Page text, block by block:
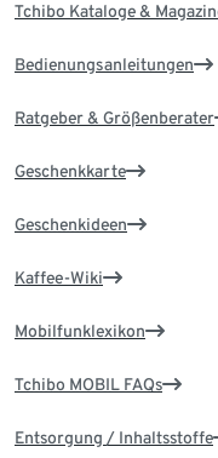
Tchibo Kataloge &
Bedienungsanleitungen
Ratgeber & Größenberater
Geschenkkarte
Geschenkideen
Kaffee-Wiki
Mobilfunklexikon
Tchibo MOBIL FAQs
Entsorgung / Inhaltsstoffe